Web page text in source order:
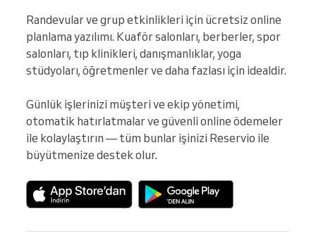
Randevular ve grup etkinlikleri için ücretsiz online
planlama yazılımı. Kuaför salonları, berberler, spor
salonları, tıp klinikleri, danışmanlıklar, yoga
stüdyoları, öğretmenler ve daha fazlası için idealdir.
Günlük işlerinizi müşteri ve ekip yönetimi,
otomatik hatırlatmalar ve güvenli online ödemeler
ile kolaylaştırın — tüm bunlar işinizi Reservio ile
büyütmenize destek olur.